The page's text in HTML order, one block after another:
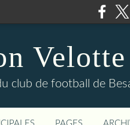
club de football de